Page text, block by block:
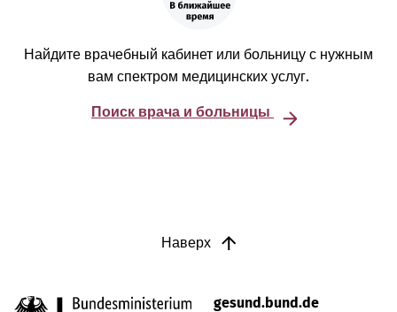
Найдите врачебный кабинет или больницу с нужным
вам спектром медицинских услуг.
Поиск врача и больницы
Наверх
gesund.bund.de